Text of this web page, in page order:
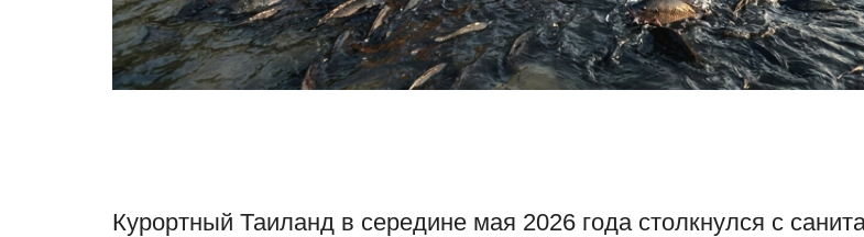
Курортный Таиланд в середине мая 2026 года столкнулся с